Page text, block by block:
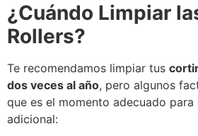
¿Cuándo Limpiar
Rollers?
Te recomendamos limpiar tus
dos veces al año, pero algunos
que es el momento adecuado para
adicional: